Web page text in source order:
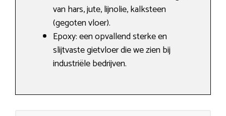
van hars, jute, lijnolie, kalksteen
(gegoten vloer).
Epoxy: een opvallend sterke en
slijtvaste gietvloer die we zien bij
industriële bedrijven.